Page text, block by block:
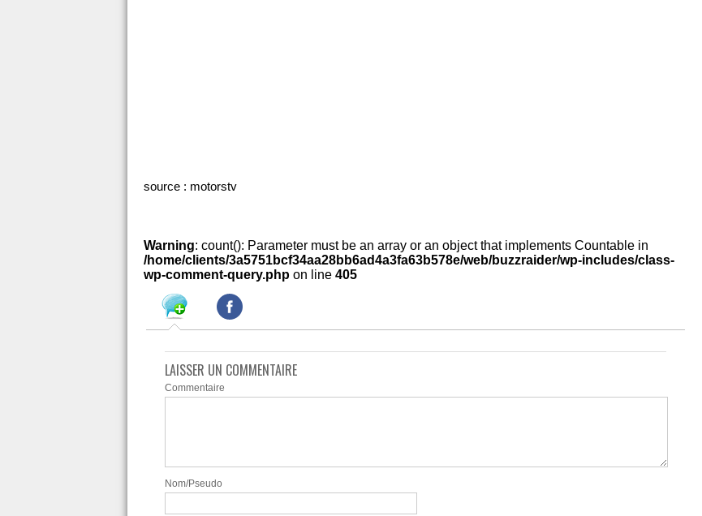
source : motorstv
Warning: count(): Parameter must be an array or an object that implements Countable in
/home/clients/3a5751bcf34aa28bb6ad4a3fa63b578e/web/buzzraider/wp-includes/class-
wp-comment-query.php on line 405
LAISSER UN COMMENTAIRE
Commentaire
Nom/Pseudo